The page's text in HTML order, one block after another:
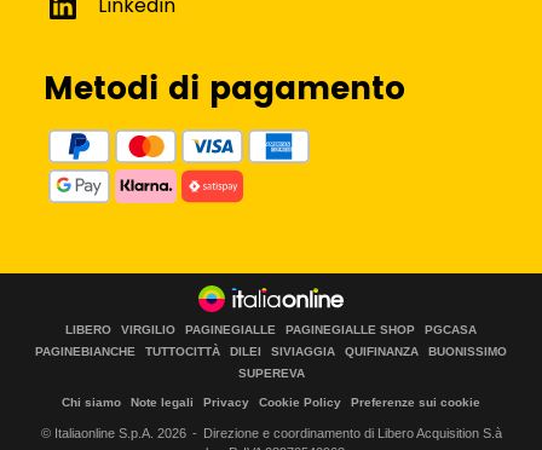
Metodi di pagamento
LIBERO VIRGILIO PAGINEGIALLE PAGINEGIALLE SHOP
PGCASA
PAGINEBIANCHE
TUTTOCITTÀ DILEI SIVIAGGIA QUIFINANZA
BUONISSIMO
SUPEREVA
Chi siamo Note legali Privacy Cookie Policy Preferenze sui cookie
© Italiaonline S.p.A. 2026
Direzione e coordinamento di Libero Acquisition S.à